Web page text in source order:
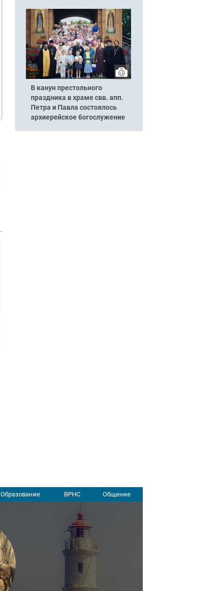
В канун престольного
праздника в храме свв. апп.
Петра и Павла состоялось
архиерейское богослужение
Образование ВРНС Общение